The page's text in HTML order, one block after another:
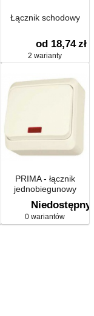
Łącznik schodowy
od 18,74 zł
2 warianty
PRIMA - łącznik
jednobiegunowy
Niedostępny
0 wariantów